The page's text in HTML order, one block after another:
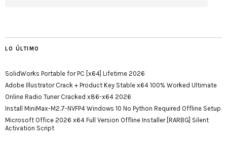
LO ÚLTIMO
SolidWorks Portable for PC [x64] Lifetime 2026
Adobe Illustrator Crack + Product Key Stable x64 100% Worked Ultimate
Online Radio Tuner Cracked x86-x64 2026
Install MiniMax-M2.7-NVFP4 Windows 10 No Python Required Offline Setup
Microsoft Office 2026 x64 Full Version Offline Installer [RARBG] Silent
Activation Script